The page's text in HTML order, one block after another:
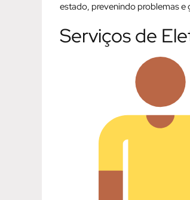
estado, prevenindo problemas
Serviços de